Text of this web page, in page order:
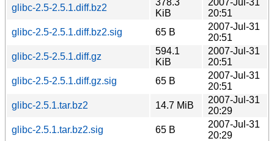
glibc-2.5-2.5.1.diff.bz2
KiB
20:51
glibc-2.5-2.5.1.diff.bz2.sig
65 B
2007-Jul-31
20:51
glibc-2.5-2.5.1.diff.gz
594.1
KiB
2007-Jul-31
20:51
glibc-2.5-2.5.1.diff.gz.sig
65 B
2007-Jul-31
20:51
glibc-2.5.1.tar.bz2
14.7 MiB
2007-Jul-31
20:29
glibc-2.5.1.tar.bz2.sig
65 B
2007-Jul-31
20:29